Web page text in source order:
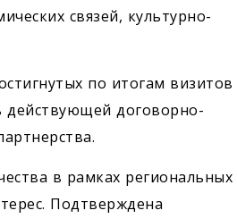
связей, культурно-
по итогам визитов
договорно-
в рамках региональных
Подтверждена